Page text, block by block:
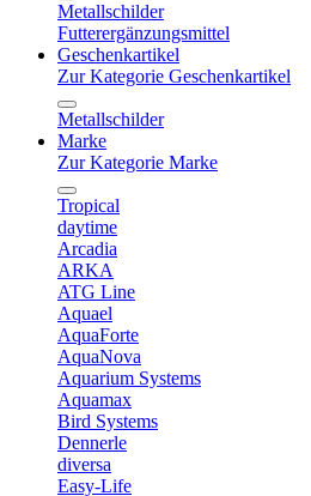
Metallschilder
Futterergänzungsmittel
Geschenkartikel
Zur Kategorie Geschenkartikel
Metallschilder
Marke
Zur Kategorie Marke
Tropical
daytime
Arcadia
ARKA
ATG Line
Aquael
AquaForte
AquaNova
Aquarium Systems
Aquamax
Bird Systems
Dennerle
diversa
Easy-Life